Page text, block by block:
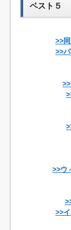
ベスト５
>>
>>
>>ウ
>>